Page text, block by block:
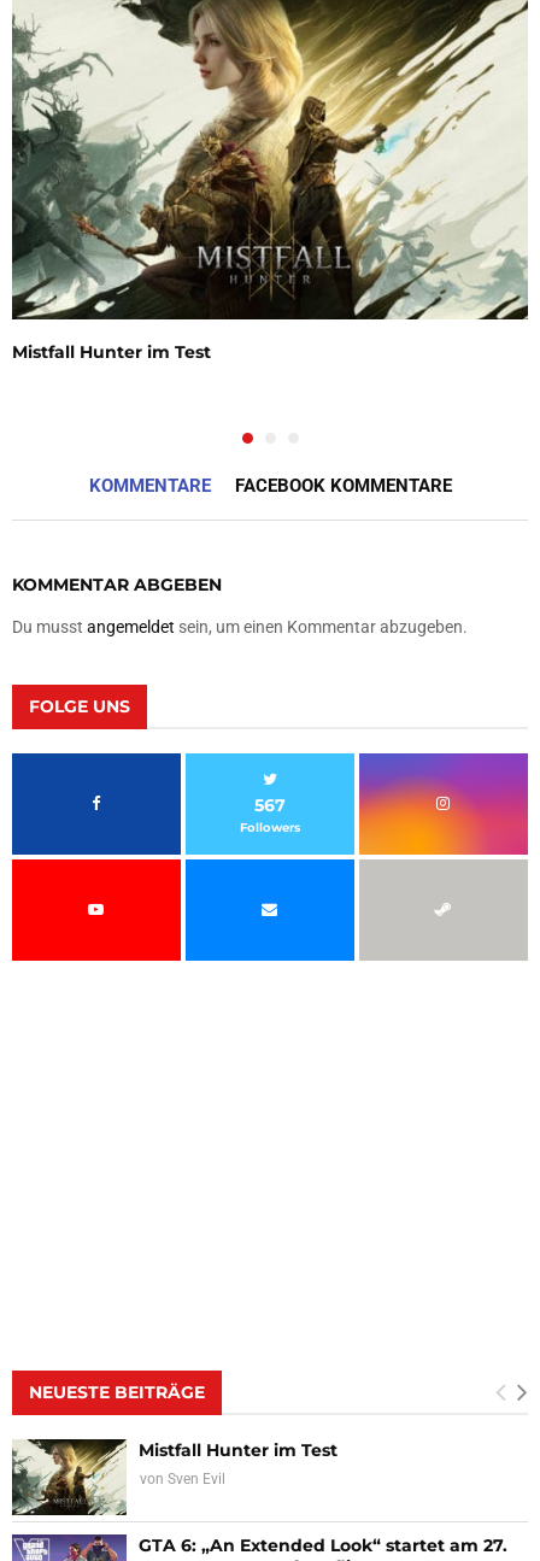
Mistfall Hunter im Test
KOMMENTARE FACEBOOK KOMMENTARE
KOMMENTAR ABGEBEN
Du musst angemeldet sein, um einen Kommentar abzugeben.
FOLGE UNS
567
Followers
NEUESTE BEITRÄGE
Mistfall Hunter im Test
von Sven Evil
GTA 6: „An Extended Look“ startet am 27.